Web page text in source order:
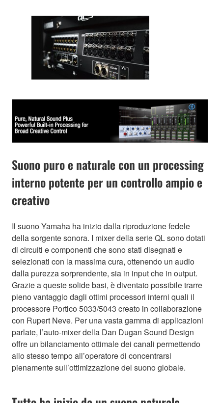
Suono puro e naturale con un processing
interno potente per un controllo ampio e
creativo
Il suono Yamaha ha inizio dalla riproduzione fedele
della sorgente sonora. I mixer della serie QL sono dotati
di circuiti e componenti che sono stati disegnati e
selezionati con la massima cura, ottenendo un audio
dalla purezza sorprendente, sia in input che in output.
Grazie a queste solide basi, è diventato possibile trarre
pieno vantaggio dagli ottimi processori interni quali il
processore Portico 5033/5043 creato in collaborazione
con Rupert Neve. Per una vasta gamma di applicazioni
parlate, l’auto-mixer della Dan Dugan Sound Design
offre un bilanciamento ottimale dei canali permettendo
allo stesso tempo all’operatore di concentrarsi
pienamente sull’ottimizzazione del suono globale.